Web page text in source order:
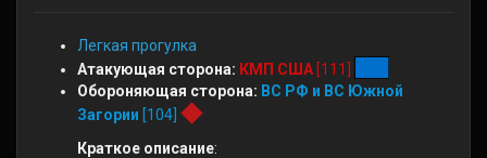
Легкая прогулка
Атакующая сторона: КМП США[111]
Обороняющая сторона: ВС РФ и ВС Южной
Загории [104]
Краткое описание: